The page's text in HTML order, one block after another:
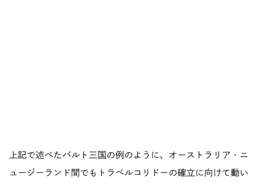
上記で述べたバルト三国の例のように、オーストラリア・ニ
ュージーランド間でもトラベルコリドーの確立に向けて動い